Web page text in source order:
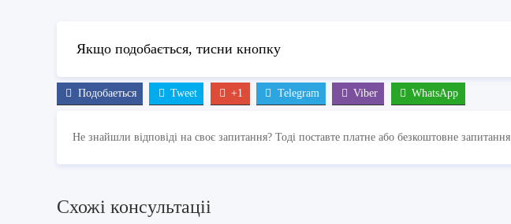
Якщо подобається, тисни кнопку
Подобаеться Tweet +1 Telegram Viber WhatsApp
Не знайшли відповіді на своє запитання? Тоді поставте платне або безкоштовне запитання
Схожi консультацii